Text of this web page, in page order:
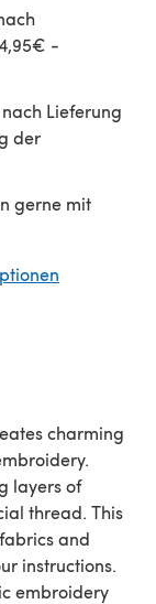
-
Lieferung
der
gerne mit
charming
layers of
thread. This
and
instructions.
embroidery